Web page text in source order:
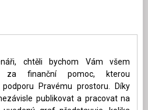
chtěli bychom Vám všem
za finanční pomoc, kterou
podporu Pravému prostoru. Díky
publikovat a pracovat na